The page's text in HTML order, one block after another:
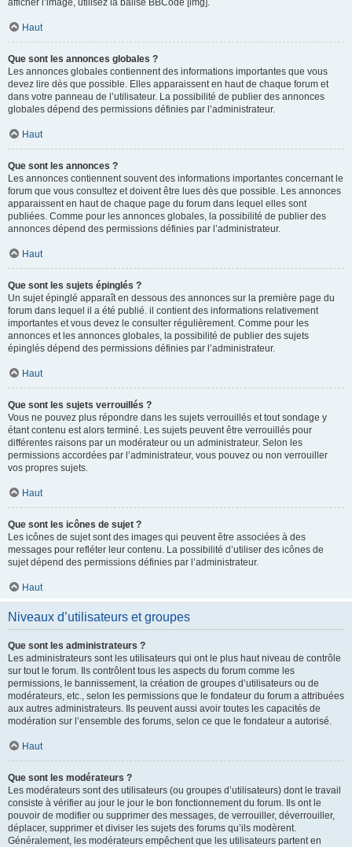
afficher l’image, utilisez la balise BBCode [img].
Haut
Que sont les annonces globales ?
Les annonces globales contiennent des informations importantes que vous
devez lire dès que possible. Elles apparaissent en haut de chaque forum et
dans votre panneau de l’utilisateur. La possibilité de publier des annonces
globales dépend des permissions définies par l’administrateur.
Haut
Que sont les annonces ?
Les annonces contiennent souvent des informations importantes concernant le
forum que vous consultez et doivent être lues dès que possible. Les annonces
apparaissent en haut de chaque page du forum dans lequel elles sont
publiées. Comme pour les annonces globales, la possibilité de publier des
annonces dépend des permissions définies par l’administrateur.
Haut
Que sont les sujets épinglés ?
Un sujet épinglé apparaît en dessous des annonces sur la première page du
forum dans lequel il a été publié. il contient des informations relativement
importantes et vous devez le consulter régulièrement. Comme pour les
annonces et les annonces globales, la possibilité de publier des sujets
épinglés dépend des permissions définies par l’administrateur.
Haut
Que sont les sujets verrouillés ?
Vous ne pouvez plus répondre dans les sujets verrouillés et tout sondage y
étant contenu est alors terminé. Les sujets peuvent être verrouillés pour
différentes raisons par un modérateur ou un administrateur. Selon les
permissions accordées par l’administrateur, vous pouvez ou non verrouiller
vos propres sujets.
Haut
Que sont les icônes de sujet ?
Les icônes de sujet sont des images qui peuvent être associées à des
messages pour refléter leur contenu. La possibilité d’utiliser des icônes de
sujet dépend des permissions définies par l’administrateur.
Haut
Niveaux d’utilisateurs et groupes
Que sont les administrateurs ?
Les administrateurs sont les utilisateurs qui ont le plus haut niveau de contrôle
sur tout le forum. Ils contrôlent tous les aspects du forum comme les
permissions, le bannissement, la création de groupes d’utilisateurs ou de
modérateurs, etc., selon les permissions que le fondateur du forum a attribuées
aux autres administrateurs. Ils peuvent aussi avoir toutes les capacités de
modération sur l’ensemble des forums, selon ce que le fondateur a autorisé.
Haut
Que sont les modérateurs ?
Les modérateurs sont des utilisateurs (ou groupes d’utilisateurs) dont le travail
consiste à vérifier au jour le jour le bon fonctionnement du forum. Ils ont le
pouvoir de modifier ou supprimer des messages, de verrouiller, déverrouiller,
déplacer, supprimer et diviser les sujets des forums qu’ils modèrent.
Généralement, les modérateurs empêchent que les utilisateurs partent en